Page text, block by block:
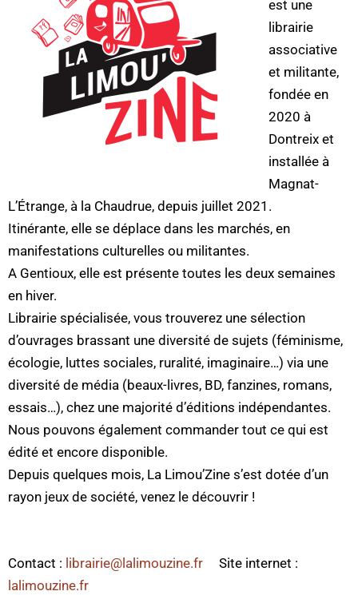
est une
librairie
associative
et militante,
fondée en
2020 à
Dontreix et
installée à
Magnat-
L’Étrange, à la Chaudrue, depuis juillet 2021.
Itinérante, elle se déplace dans les marchés, en
manifestations culturelles ou militantes.
A Gentioux, elle est présente toutes les deux semaines
en hiver.
Librairie spécialisée, vous trouverez une sélection
d’ouvrages brassant une diversité de sujets (féminisme,
écologie, luttes sociales, ruralité, imaginaire…) via une
diversité de média (beaux-livres, BD, fanzines, romans,
essais…), chez une majorité d’éditions indépendantes.
Nous pouvons également commander tout ce qui est
édité et encore disponible.
Depuis quelques mois, La Limou’Zine s’est dotée d’un
rayon jeux de société, venez le découvrir !
Contact : librairie@lalimouzine.fr Site internet :
lalimouzine.fr